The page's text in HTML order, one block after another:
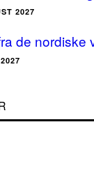
2027
de nordiske